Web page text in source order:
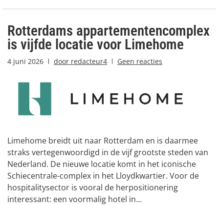
Rotterdams appartementencomplex
is vijfde locatie voor Limehome
4 juni 2026 door redacteur4 Geen reacties
Limehome breidt uit naar Rotterdam en is daarmee
straks vertegenwoordigd in de vijf grootste steden van
Nederland. De nieuwe locatie komt in het iconische
Schiecentrale-complex in het Lloydkwartier. Voor de
hospitalitysector is vooral de herpositionering
interessant: een voormalig hotel in...